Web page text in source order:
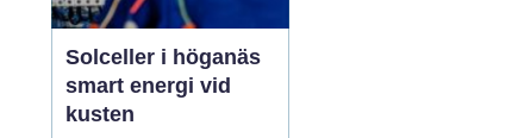
Solceller i höganäs
smart energi vid
kusten